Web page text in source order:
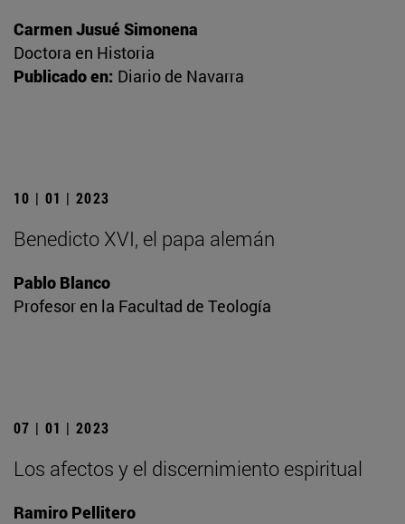
Carmen Jusué Simonena
Doctora en Historia
Publicado en: Diario de Navarra
10 | 01 | 2023
Benedicto XVI, el papa alemán
Pablo Blanco
Profesor en la Facultad de Teología
07 | 01 | 2023
Los afectos y el discernimiento espiritual
Ramiro Pellitero